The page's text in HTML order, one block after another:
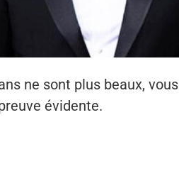
ne sont plus beaux, vous
évidente.